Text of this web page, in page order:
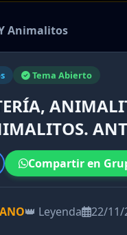
Animalitos
Tema Abierto
Compartir en
👑 Leyenda 22/11/